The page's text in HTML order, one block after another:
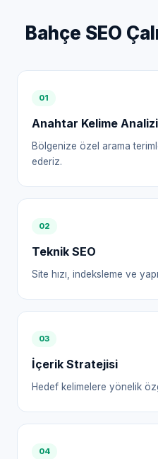
Bahçe SEO
01
Anahtar Kelime Analizi
Bölgenize özel arama
ederiz.
02
Teknik SEO
Site hızı, indeksleme ve
03
İçerik Stratejisi
Hedef kelimelere yönelik
04